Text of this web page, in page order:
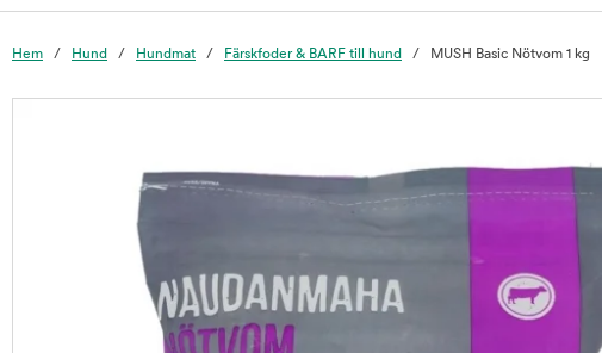
Hem Hund Hundmat Färskfoder & BARF till hund MUSH Basic Nötvom 1 kg